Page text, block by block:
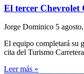
El tercer Chevrolet
Jorge Dominico 5
El equipo completará su
cita del Turismo
Leer más »